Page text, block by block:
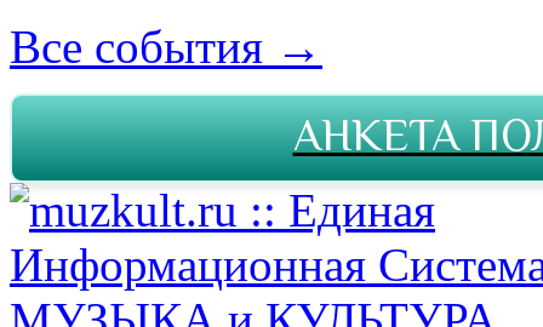
Все события →
АНКЕТА